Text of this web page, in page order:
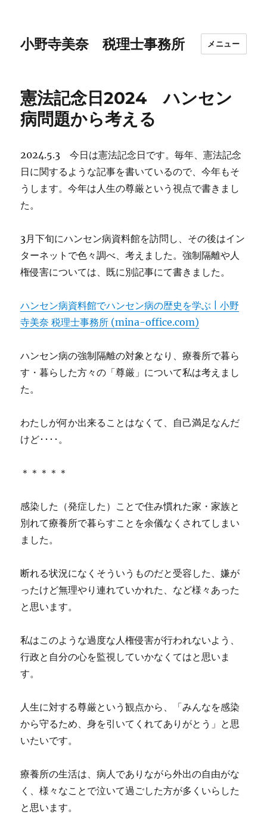
小野寺美奈 税理士事務所 メニュー
憲法記念日2024 ハンセン
病問題から考える
2024.5.3 今日は憲法記念日です。毎年、憲法記念
日に関するような記事を書いているので、今年もそ
うします。今年は人生の尊厳という視点で書きまし
た。
3月下旬にハンセン病資料館を訪問し、その後はイン
ターネットで色々調べ、考えました。強制隔離や人
権侵害については、既に別記事にて書きました。
ハンセン病資料館でハンセン病の歴史を学ぶ | 小野
寺美奈 税理士事務所 (mina-office.com)
ハンセン病の強制隔離の対象となり、療養所で暮ら
す・暮らした方々の「尊厳」について私は考えまし
た。
わたしが何か出来ることはなくて、自己満足なんだ
けど････。
＊＊＊＊＊
感染した（発症した）ことで住み慣れた家・家族と
別れて療養所で暮らすことを余儀なくされてしまい
ました。
断れる状況になくそういうものだと受容した、嫌が
ったけど無理やり連れていかれた、など様々あった
と思います。
私はこのような過度な人権侵害が行われないよう、
行政と自分の心を監視していかなくてはと思いま
す。
人生に対する尊厳という観点から、「みんなを感染
から守るため、身を引いてくれてありがとう」と思
いたいです。
療養所の生活は、病人でありながら外出の自由がな
く、様々なことで泣いて過ごした方が多くいらした
と思います。